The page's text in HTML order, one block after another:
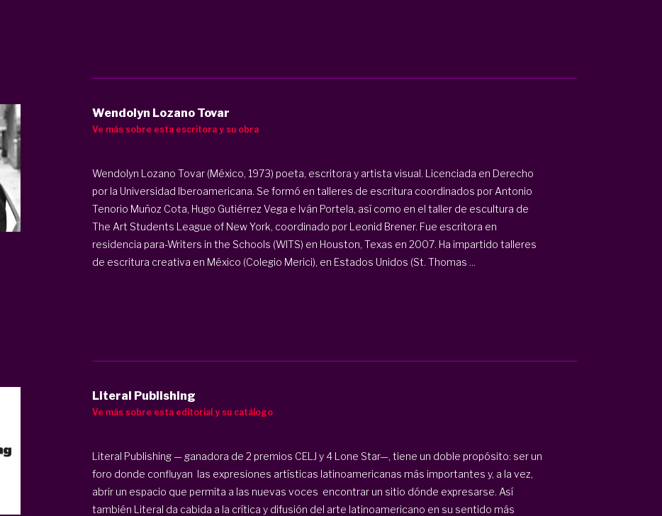
Wendolyn Lozano Tovar
Ve más sobre esta escritora y su obra
Wendolyn Lozano Tovar (México, 1973) poeta, escritora y artista visual. Licenciada en Derecho
por la Universidad Iberoamericana. Se formó en talleres de escritura coordinados por Antonio
Tenorio Muñoz Cota, Hugo Gutiérrez Vega e Iván Portela, así como en el taller de escultura de
The Art Students League of New York, coordinado por Leonid Brener. Fue escritora en
residencia para-Writers in the Schools (WITS) en Houston, Texas en 2007. Ha impartido talleres
de escritura creativa en México (Colegio Merici), en Estados Unidos (St. Thomas ...
Literal Publishing
Ve más sobre esta editorial y su catálogo
Literal Publishing — ganadora de 2 premios CELJ y 4 Lone Star—, tiene un doble propósito: ser un
foro donde confluyan las expresiones artísticas latinoamericanas más importantes y, a la vez,
abrir un espacio que permita a las nuevas voces encontrar un sitio dónde expresarse. Así
también Literal da cabida a la crítica y difusión del arte latinoamericano en su sentido más